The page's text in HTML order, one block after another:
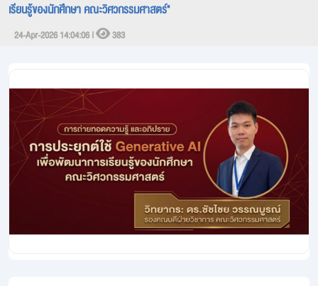
เรียนรู้ของนักศึกษา คณะวิศวกรรมศาสตร์"
24-Apr-2026 14:04:06 | 383